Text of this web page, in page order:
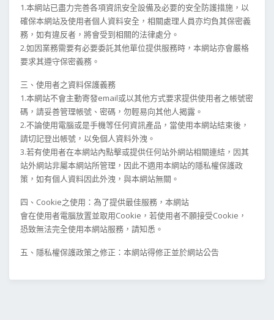
1.本網站已盡力完善各項資訊安全設備及必要的安全防護措施，以
確保本網站及使用者個人資料安全，相關處理人員亦均負其保密義
務，如有違反者，將會受到相關的法律處分。
2.如因業務需要有必要委託其他單位提供服務時，本網站亦會嚴格
要求其遵守保密義務。
三、使用者之資料保護義務
1.本網站不會主動寄發email或以其他方式要求提供使用者之帳號密
碼，請妥善管理帳號、密碼，勿輕易向其他人揭露。
2.不論使用電腦或是手機等任何資訊產品，當使用本網站結束後，
請切記登出帳號，以免個人資料外洩。
3.若有使用者在本網站內點擊或提供任何站外網站相關連結，因其
站外網站非屬本網站所管理，因此不適用本網站的隱私權保護政
策，如有個人資料因此外洩，與本網站無關。
四、Cookie之使用：為了提供最佳服務，本網站
會在使用者電腦放置並取用Cookie，若使用者不願接受Cookie，
恐致無法完全使用本網站服務，請知悉。
五、隱私權保護政策之修正：本網站得修正並於網站公告